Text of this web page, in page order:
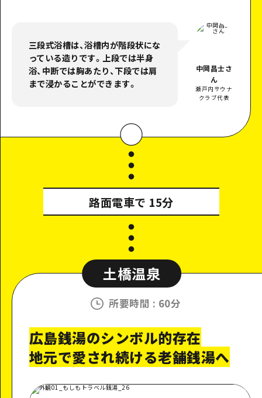
中岡昌士さ
ん
瀬戸内サウナ
クラブ代表
三段式浴槽は、浴槽内が階段状にな
っている造りです。上段では半身
浴、中断では胸あたり、下段では肩
まで浸かることができます。
路面電車で 15分
土橋温泉
所要時間 : 60分
広島銭湯のシンボル的存在
地元で愛され続ける老舗銭湯へ